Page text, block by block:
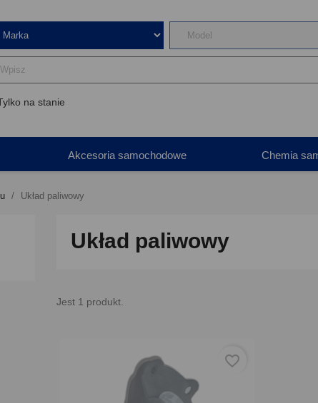
na stanie
Akcesoria samochodowe Chemia
Układ paliwowy
Układ paliwowy
Jest 1 produkt.
favorite_border